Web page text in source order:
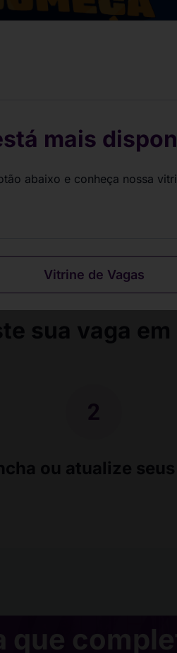
sua vaga
ou atualize
que
mais
abaixo e conheça nossa
Vitrine de Vagas